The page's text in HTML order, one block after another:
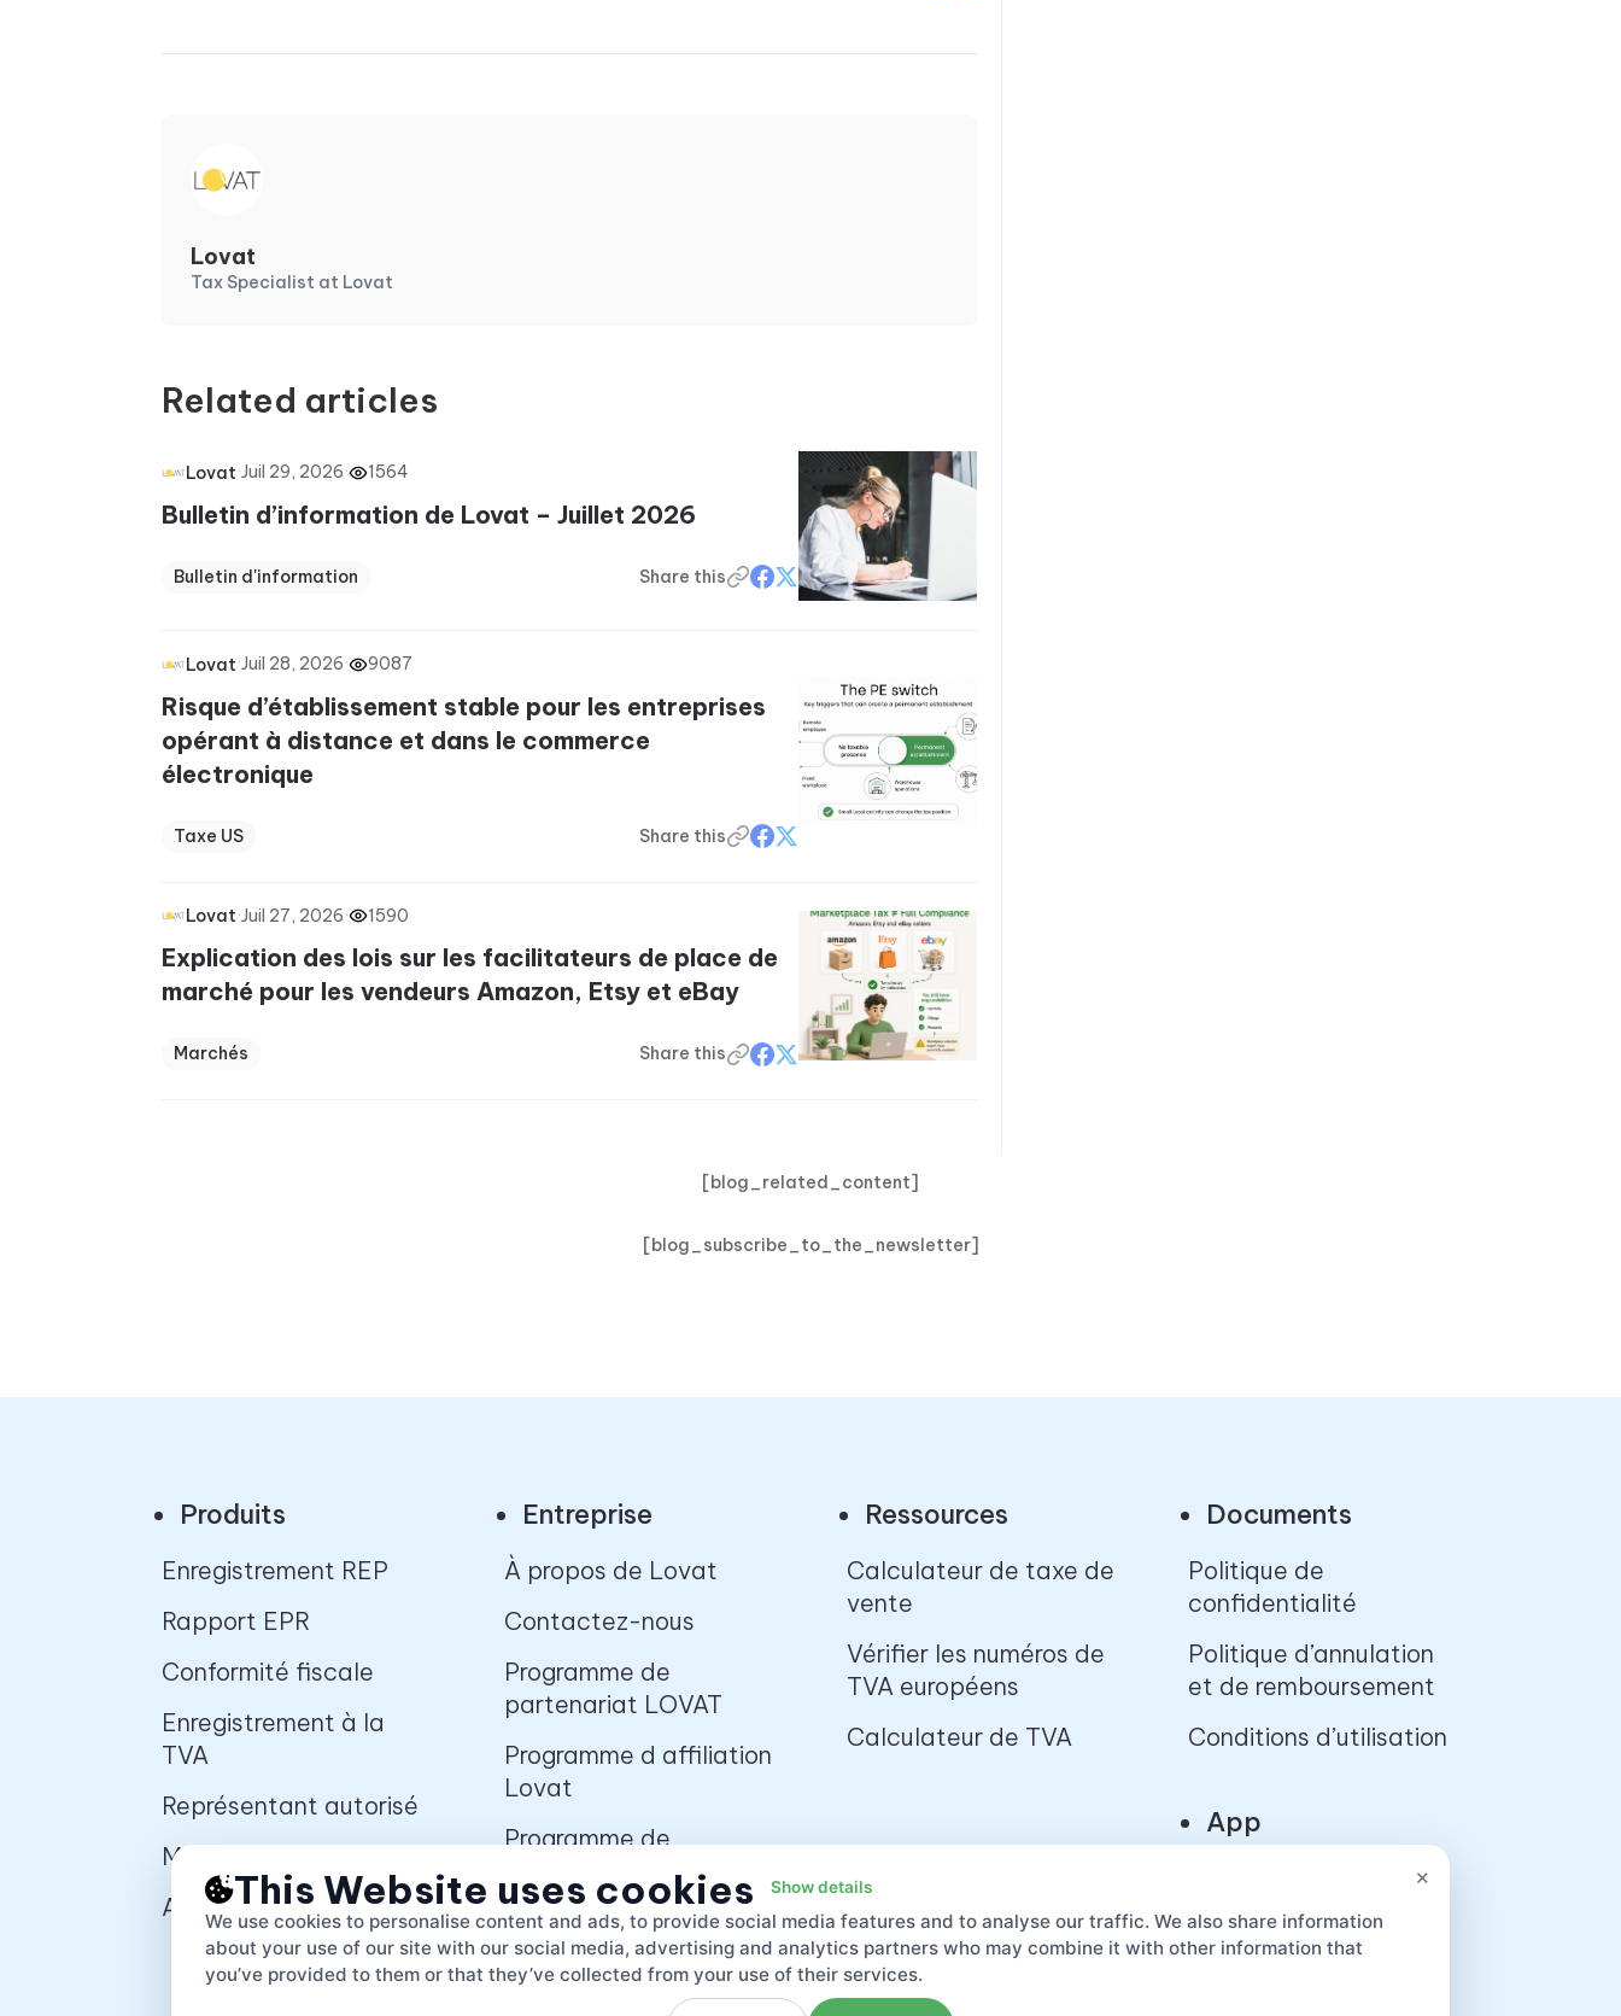
Lovat
Tax Specialist at Lovat
Related articles
Lovat·Juil 29, 2026· 1564
Bulletin d’information de Lovat – Juillet 2026
Bulletin d'information Share this
Lovat·Juil 28, 2026· 9087
Risque d’établissement stable pour les entreprises
opérant à distance et dans le commerce
électronique
Taxe US Share this
Lovat·Juil 27, 2026· 1590
Explication des lois sur les facilitateurs de place de
marché pour les vendeurs Amazon, Etsy et eBay
Marchés Share this
[blog_related_content]
[blog_subscribe_to_the_newsletter]
Produits
Enregistrement REP
Rapport EPR
Conformité fiscale
Enregistrement à la
TVA
Représentant autorisé
Marchés en ligne
APIs
Entreprise
À propos de Lovat
Contactez-nous
Programme de
partenariat LOVAT
Programme d affiliation
Lovat
Programme de
partenariat LOVAT
pour les startups
Plateforme de
développeurs
Ressources
Calculateur de taxe de
vente
Vérifier les numéros de
TVA européens
Calculateur de TVA
Documents
Politique de
confidentialité
Politique d’annulation
et de remboursement
Conditions d’utilisation
App
×
This Website uses cookies Show details
We use cookies to personalise content and ads, to provide social media features and to analyse our traffic. We also share information
about your use of our site with our social media, advertising and analytics partners who may combine it with other information that
you’ve provided to them or that they’ve collected from your use of their services.